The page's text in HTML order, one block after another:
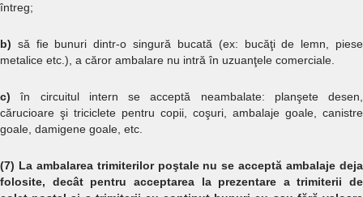
întreg;
b) să fie bunuri dintr-o singură bucată (ex: bucăţi de lemn, piese
metalice etc.), a căror ambalare nu intră în uzuanţele comerciale.
c) în circuitul intern se acceptă neambalate: planşete desen,
cărucioare şi triciclete pentru copii, coşuri, ambalaje goale, canistre
goale, damigene goale, etc.
(7) La ambalarea trimiterilor poştale nu se acceptă ambalaje deja
folosite, decât pentru acceptarea la prezentare a trimiterii de